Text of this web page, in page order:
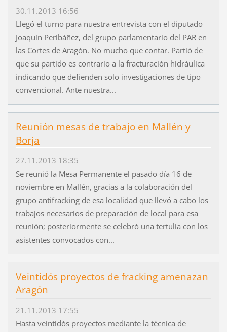
30.11.2013 16:56
Llegó el turno para nuestra entrevista con el diputado
Joaquín Peribáñez, del grupo parlamentario del PAR en
las Cortes de Aragón. No mucho que contar. Partió de
que su partido es contrario a la fracturación hidráulica
indicando que defienden solo investigaciones de tipo
convencional. Ante nuestra...
Reunión mesas de trabajo en Mallén y
Borja
27.11.2013 18:35
Se reunió la Mesa Permanente el pasado día 16 de
noviembre en Mallén, gracias a la colaboración del
grupo antifracking de esa localidad que llevó a cabo los
trabajos necesarios de preparación de local para esa
reunión; posteriormente se celebró una tertulia con los
asistentes convocados con...
Veintidós proyectos de fracking amenazan
Aragón
21.11.2013 17:55
Hasta veintidós proyectos mediante la técnica de